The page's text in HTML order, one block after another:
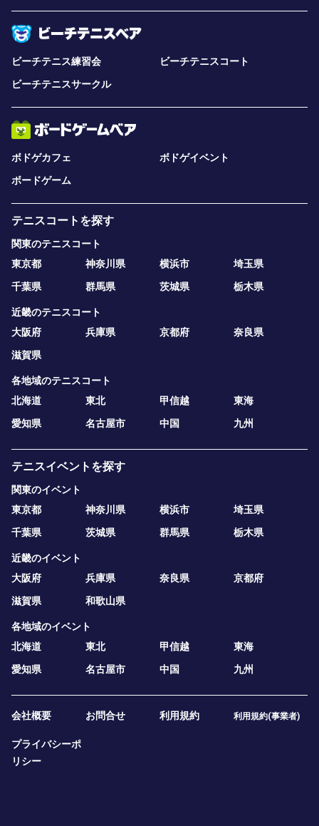
ビーチテニス練習会
ビーチテニスコート
ビーチテニスサークル
ボドゲカフェ
ボドゲイベント
ボードゲーム
テニスコートを探す
関東のテニスコート
東京都
神奈川県 横浜市
埼玉県
千葉県
群馬県 茨城県 栃木県
近畿のテニスコート
大阪府
兵庫県 京都府
奈良県
滋賀県
各地域のテニスコート
北海道
東北 甲信越
東海
愛知県
名古屋市 中国 九州
テニスイベントを探す
関東のイベント
東京都
神奈川県 横浜市
埼玉県
千葉県
茨城県 群馬県 栃木県
近畿のイベント
大阪府
兵庫県 奈良県
京都府
滋賀県
和歌山県
各地域のイベント
北海道
東北 甲信越
東海
愛知県
名古屋市 中国 九州
会社概要 お問合せ 利用規約 利用規約(事業者)
プライバシーポ
リシー